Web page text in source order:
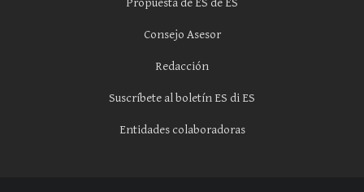
Propuesta de ES de ES
Consejo Asesor
Redacción
Suscríbete al boletín ES di ES
Entidades colaboradoras